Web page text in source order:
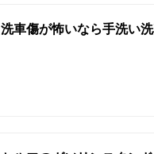
洗車傷が怖いなら手洗い